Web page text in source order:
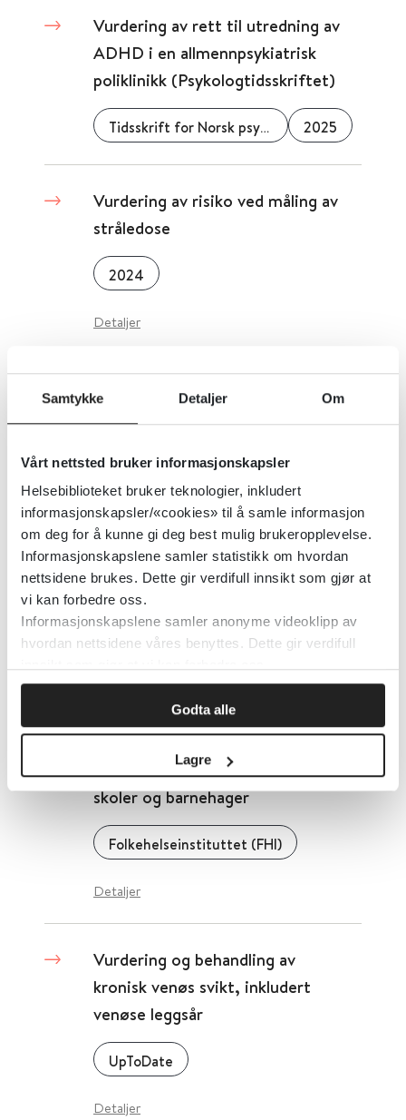
Samtykke Detaljer Om
Vårt nettsted bruker informasjonskapsler
Helsebiblioteket bruker teknologier, inkludert
informasjonskapsler/«cookies» til å samle informasjon
om deg for å kunne gi deg best mulig brukeropplevelse.
Informasjonskapslene samler statistikk om hvordan
nettsidene brukes. Dette gir verdifull innsikt som gjør at
vi kan forbedre oss.
Informasjonskapslene samler anonyme videoklipp av
hvordan nettsidene våres benyttes. Dette gir verdifull
Godta alle
Lagre
Vurdering av rett til utredning­ av
ADHD i en allmennpsykiatrisk
poliklinikk (Psykologtidsskriftet)
Tidsskrift for Norsk psykologforening 2025
Vurdering av risiko ved måling av
stråledose
2024
Detaljer
Vurdering av selvmordsfare i
Legevakthåndboken
Gyldendal Akademisk
Detaljer
Vurdering av stoffmisbruk
(UpToDate)
UpToDate
Vurdering av utbruddssituasjonen i
skoler og barnehager
Folkehelseinstituttet (FHI)
Detaljer
Vurdering og behandling av
kronisk venøs svikt, inkludert
venøse leggsår
UpToDate
Detaljer